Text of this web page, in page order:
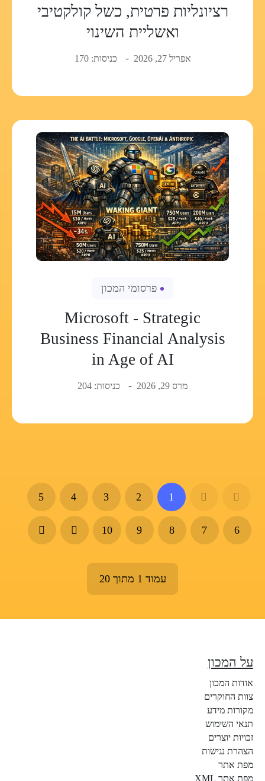
רציונליות פרטית, כשל קולקטיבי
ואשליית השינוי
אפריל 27, 2026 כניסות: 170
פרסומי המכון
Microsoft - Strategic
Business Financial Analysis
in Age of AI
מרס 29, 2026 כניסות: 204
1
2
3
4
5
6
7
8
9
10
עמוד 1 מתוך 20
על המכון
אודות המכון
צוות החוקרים
מקורות מידע
תנאי השימוש
זכויות יוצרים
הצהרת נגישות
מפת אתר
מפת אתר XML